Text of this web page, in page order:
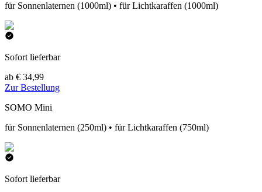
für Sonnenlaternen (1000ml) • für Lichtkaraffen (1000ml)
Sofort lieferbar
ab € 34,99
Zur Bestellung
SOMO Mini
für Sonnenlaternen (250ml) • für Lichtkaraffen (750ml)
Sofort lieferbar